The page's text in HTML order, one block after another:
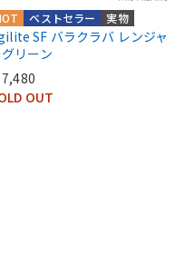
実物
ベストセラー
SF バラクラバ レンジャ
リーン
7,480
OUT